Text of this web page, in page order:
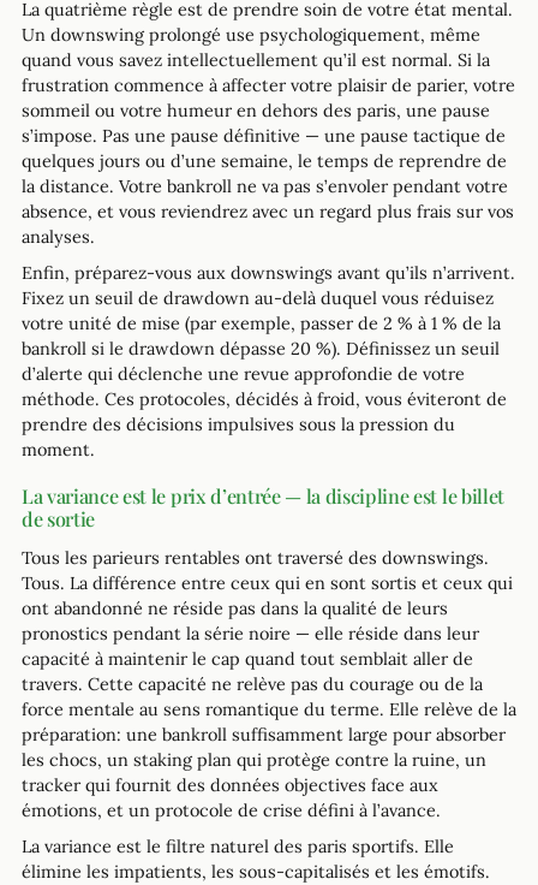
La quatrième règle est de prendre soin de votre état mental.
Un downswing prolongé use psychologiquement, même
quand vous savez intellectuellement qu’il est normal. Si la
frustration commence à affecter votre plaisir de parier, votre
sommeil ou votre humeur en dehors des paris, une pause
s’impose. Pas une pause définitive — une pause tactique de
quelques jours ou d’une semaine, le temps de reprendre de
la distance. Votre bankroll ne va pas s’envoler pendant votre
absence, et vous reviendrez avec un regard plus frais sur vos
analyses.
Enfin, préparez-vous aux downswings avant qu’ils n’arrivent.
Fixez un seuil de drawdown au-delà duquel vous réduisez
votre unité de mise (par exemple, passer de 2 % à 1 % de la
bankroll si le drawdown dépasse 20 %). Définissez un seuil
d’alerte qui déclenche une revue approfondie de votre
méthode. Ces protocoles, décidés à froid, vous éviteront de
prendre des décisions impulsives sous la pression du
moment.
La variance est le prix d’entrée — la discipline est le billet
de sortie
Tous les parieurs rentables ont traversé des downswings.
Tous. La différence entre ceux qui en sont sortis et ceux qui
ont abandonné ne réside pas dans la qualité de leurs
pronostics pendant la série noire — elle réside dans leur
capacité à maintenir le cap quand tout semblait aller de
travers. Cette capacité ne relève pas du courage ou de la
force mentale au sens romantique du terme. Elle relève de la
préparation: une bankroll suffisamment large pour absorber
les chocs, un staking plan qui protège contre la ruine, un
tracker qui fournit des données objectives face aux
émotions, et un protocole de crise défini à l’avance.
La variance est le filtre naturel des paris sportifs. Elle
élimine les impatients, les sous-capitalisés et les émotifs.